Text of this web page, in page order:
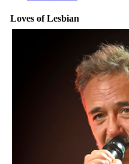
Loves of Lesbian